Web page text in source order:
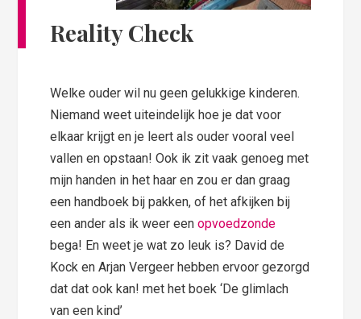
Reality Check
Welke ouder wil nu geen gelukkige kinderen.
Niemand weet uiteindelijk hoe je dat voor
elkaar krijgt en je leert als ouder vooral veel
vallen en opstaan! Ook ik zit vaak genoeg met
mijn handen in het haar en zou er dan graag
een handboek bij pakken, of het afkijken bij
een ander als ik weer eenopvoedzonde
bega! En weet je wat zo leuk is? David de
Kock en Arjan Vergeer hebben ervoor gezorgd
dat dat ook kan! met het boek ‘De glimlach
van een kind’